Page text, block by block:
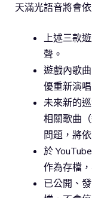
天滿光語音將會
上述三款
聲。
遊戲內歌
優重新演
未來新的
相關歌曲
問題，將
於
作為存檔
已公開、